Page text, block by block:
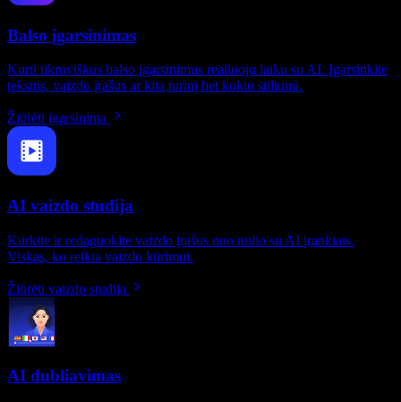
Balso įgarsinimas
Kurti tikroviškus balso įgarsinimus realiuoju laiku su AI. Įgarsinkite
tekstus, vaizdo įrašus ar kitą turinį bet kokiu stiliumi.
Žiūrėti įgarsinimą
AI vaizdo studija
Kurkite ir redaguokite vaizdo įrašus nuo nulio su AI įrankiais.
Viskas, ko reikia vaizdo kūrimui.
Žiūrėti vaizdo studiją
AI dubliavimas